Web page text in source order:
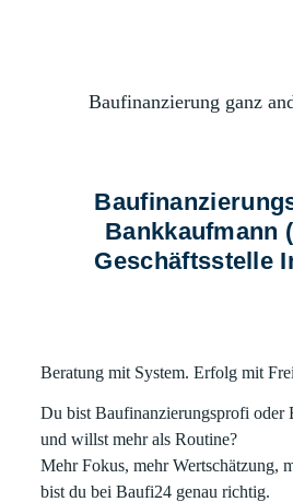
Baufinanzierung ganz
Bankkaufmann
Geschäftsstelle
Beratung mit System. Erfolg mit
Du bist Baufinanzierungsprofi oder
und willst mehr als Routine?
Mehr Fokus, mehr Wertschätzung,
bist du bei Baufi24 genau richtig.